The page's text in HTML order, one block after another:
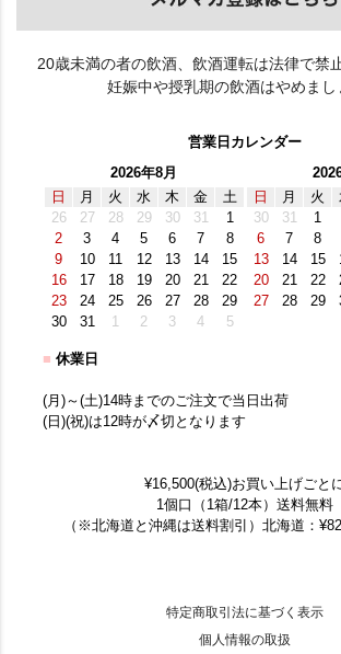
20歳未満の者の飲酒、飲酒運転は法律で禁
妊娠中や授乳期の飲酒はやめまし
営業日カレンダー
2026年8月
日
月 火 水 木 金
土
26
27 28 29 30 31
1
2
3 4 5 6 7
8
9
10 11 12 13 14
15
16
17 18 19 20 21
22
23
24 25 26 27 28
29
30
31 1 2 3 4 5
日
月 火
30
31 1
6
7 8
13
14 15
20
21 22
27
28 29
■ 休業日
(月)～(土)14時までのご注文で当日出荷
(日)(祝)は12時が〆切となります
¥16,500(税込)お買い上げごと
1個口（1箱/12本）送料無料
（※北海道と沖縄は送料割引）北海道：
特定商取引法に基づく表示
個人情報の取扱